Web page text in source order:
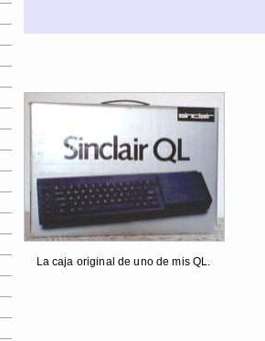
La caja original de uno de mis QL.